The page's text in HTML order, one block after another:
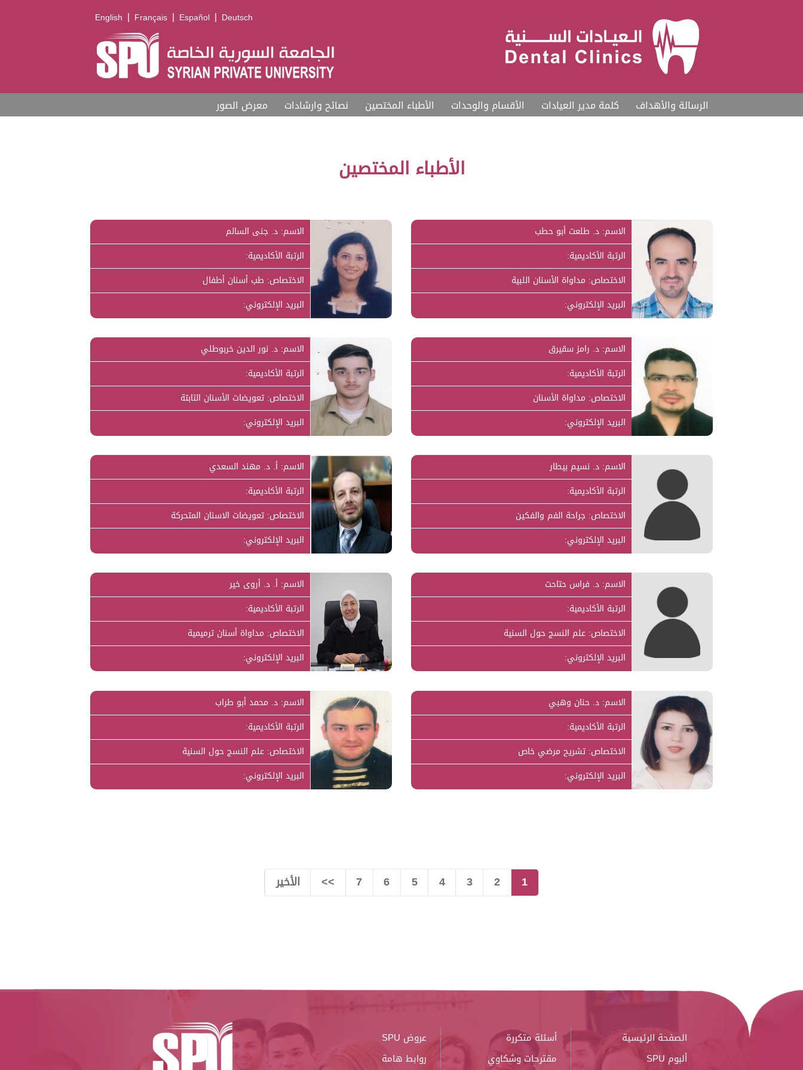
English | Français | Español | Deutsch
الرسالة والأهداف كلمة مدير العيادات الأقسام والوحدات الأطباء المختصين نصائح وارشادات معرض الصور
الأطباء المختصين
الاسم: د. طلعت أبو حطب
الرتبة الأكاديمية:
الاختصاص: مداواة الأسنان اللبية
البريد الإلكتروني:
الاسم: د. جنى السالم
الرتبة الأكاديمية:
الاختصاص: طب أسنان أطفال
البريد الإلكتروني:
الاسم: د. رامز سقيرق
الرتبة الأكاديمية:
الاختصاص: مداواة الأسنان
البريد الإلكتروني:
الاسم: د. نور الدين خربوطلي
الرتبة الأكاديمية:
الاختصاص: تعويضات الأسنان الثابتة
البريد الإلكتروني:
الاسم: د. نسيم بيطار
الرتبة الأكاديمية:
الاختصاص: جراحة الفم والفكين
البريد الإلكتروني:
الاسم: أ. د. مهند السعدي
الرتبة الأكاديمية:
الاختصاص: تعويضات الاسنان المتحركة
البريد الإلكتروني:
الاسم: د. فراس حتاحت
الرتبة الأكاديمية:
الاختصاص: علم النسج حول السنية
البريد الإلكتروني:
الاسم: أ. د. أروى خير
الرتبة الأكاديمية:
الاختصاص: مداواة أسنان ترميمية
البريد الإلكتروني:
الاسم: د. حنان وهبي
الرتبة الأكاديمية:
الاختصاص: تشريح مرضي خاص
البريد الإلكتروني:
الاسم: د. محمد أبو طراب
الرتبة الأكاديمية:
الاختصاص: علم النسج حول السنية
البريد الإلكتروني:
1
2
3
4
5
6
7
>> الأخير
الصفحة الرئيسية أسئلة متكررة
عروض SPU
ألبوم SPU
مقترحات وشكاوي روابط هامة